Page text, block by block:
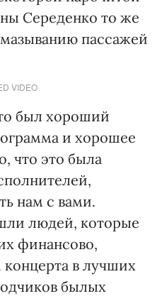
Середенко то же
пассажей
VIDEO
был хороший
и хорошее
что это была
нам с вами.
людей, которые
финансово,
в лучших
былых